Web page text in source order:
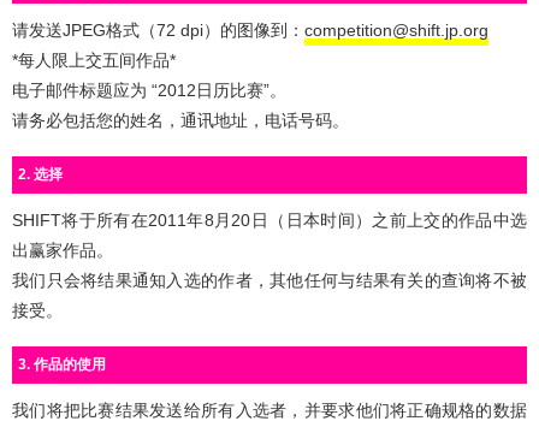
请发送JPEG格式（72 dpi）的图像到： competition@shift.jp.org
*每人限上交五间作品*
电子邮件标题应为 “2012日历比赛”。
请务必包括您的姓名，通讯地址，电话号码。
2. 选择
SHIFT将于所有在2011年8月20日（日本时间）之前上交的作品中选
出赢家作品。
我们只会将结果通知入选的作者，其他任何与结果有关的查询将不被
接受。
3. 作品的使用
我们将把比赛结果发送给所有入选者，并要求他们将正确规格的数据